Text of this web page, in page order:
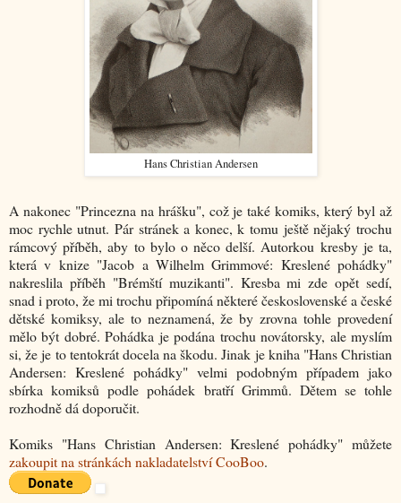
Hans Christian Andersen
A nakonec "Princezna na hrášku", což je také komiks, který byl až
moc rychle utnut. Pár stránek a konec, k tomu ještě nějaký trochu
rámcový příběh, aby to bylo o něco delší. Autorkou kresby je ta,
která v knize "Jacob a Wilhelm Grimmové: Kreslené pohádky"
nakreslila příběh "Brémští muzikanti". Kresba mi zde opět sedí,
snad i proto, že mi trochu připomíná některé československé a české
dětské komiksy, ale to neznamená, že by zrovna tohle provedení
mělo být dobré. Pohádka je podána trochu novátorsky, ale myslím
si, že je to tentokrát docela na škodu. Jinak je kniha "Hans Christian
Andersen: Kreslené pohádky" velmi podobným případem jako
sbírka komiksů podle pohádek bratří Grimmů. Dětem se tohle
rozhodně dá doporučit.
Komiks "Hans Christian Andersen: Kreslené pohádky" můžete
zakoupit na stránkách nakladatelství CooBoo.